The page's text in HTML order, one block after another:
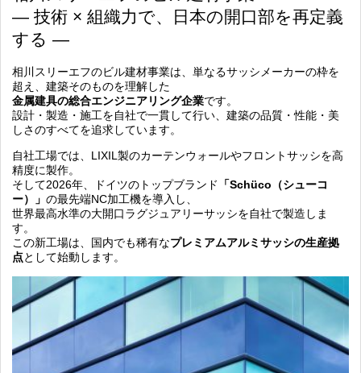
― 技術 × 組織力で、日本の開口部を再定義
する ―
相川スリーエフのビル建材事業は、単なるサッシメーカーの枠を
超え、建築そのものを理解した
金属建具の総合エンジニアリング企業です。
設計・製造・施工を自社で一貫して行い、建築の品質・性能・美
しさのすべてを追求しています。
自社工場では、LIXIL製のカーテンウォールやフロントサッシを高
精度に製作。
そして2026年、ドイツのトップブランド
「Schüco（シューコ
ー）」 の最先端NC加工機を導入し、
世界最高水準の大開口ラグジュアリーサッシを自社で製造しま
す。
この新工場は、国内でも稀有なプレミアムアルミサッシの生産拠
点として始動します。